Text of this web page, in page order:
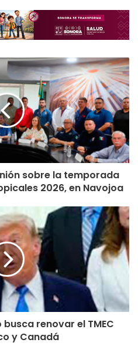
sobre la temporada
2026, en Navojoa
renovar el TMEC
y Canadá